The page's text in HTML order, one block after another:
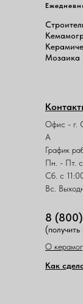
Мозаика
Офис - г.
А
График
Пн. - Пт.
Сб. с
Вс.
8
О
Как